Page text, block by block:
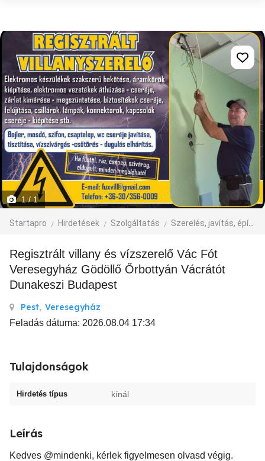
1 / 1
Startapro Hirdetések Szolgáltatás Szerelés, javítás, építkezés
Regisztrált villany és vízszerelő Vác Fót
Veresegyház Gödöllő Őrbottyán Vácrátót
Dunakeszi Budapest
Pest, Veresegyház
Feladás dátuma: 2026.08.04 17:34
Tulajdonságok
Hirdetés típus kínál
Leírás
Kedves @mindenki, kérlek figyelmesen olvasd végig.